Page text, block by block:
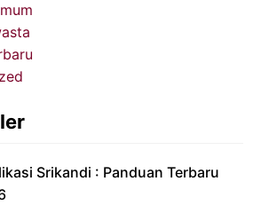
Srikandi : Panduan Terbaru